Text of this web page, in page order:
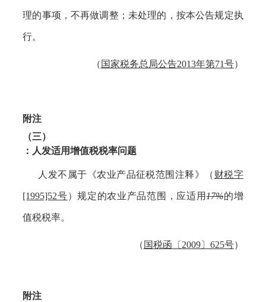
理的事项，不再做调整；未处理的，按本公告规定执
行。
（ 国家税务总局公告2013年第71号）
附注
（三）
：人发适用增值税税率问题
人发不属于 《农业产品征税范围注释》（ 财税字
[1995]52号）规定的农业产品范围，应适用17%的增
值税税率。
（ 国税函〔 2009〕625号）
附注